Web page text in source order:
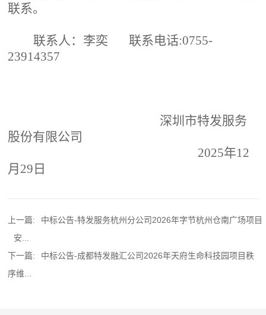
联系。
联系人： 李奕 联系电话:0755-
23914357
深圳市特发服务
股份有限公司
2025年12
月 29 日
上一篇:
中标公告-特发服务杭州分公司2026年字节杭州仓南广场项目
安...
下一篇:
中标公告-成都特发融汇公司2026年天府生命科技园项目秩
序维...